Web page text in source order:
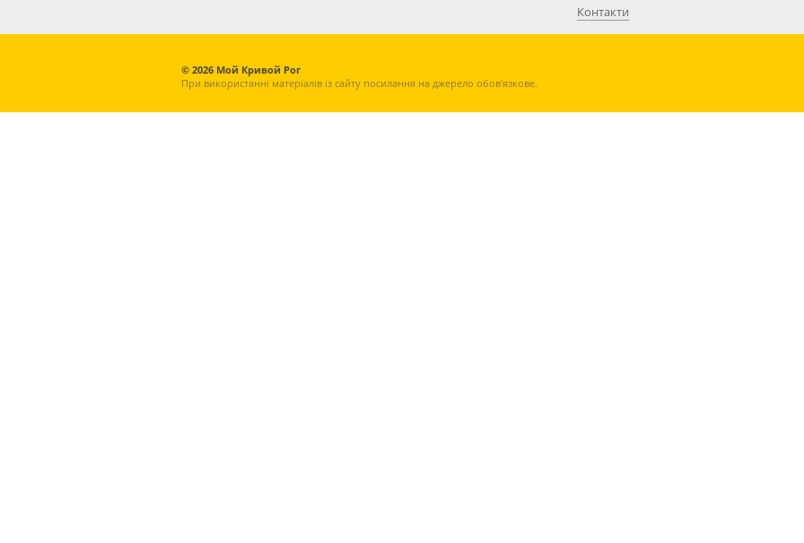
Контакти
© 2026 Мой Кривой Рог
При використанні матеріалів із сайту посилання на джерело обов'язкове.